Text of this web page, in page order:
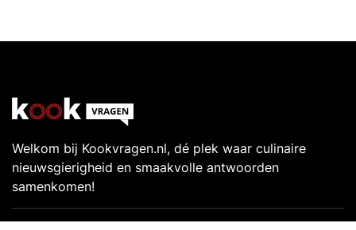
Welkom bij Kookvragen.nl, dé plek waar culinaire
nieuwsgierigheid en smaakvolle antwoorden
samenkomen!